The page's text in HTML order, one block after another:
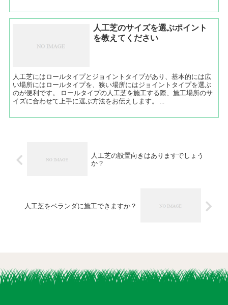
人工芝のサイズを選ぶポイント
を教えてください
人工芝にはロールタイプとジョイントタイプがあり、基本的には広
い場所にはロールタイプを、狭い場所にはジョイントタイプを選ぶ
のが便利です。 ロールタイプの人工芝を施工する際、施工場所のサ
イズに合わせて上手に選ぶ方法をお伝えします。 ...
人工芝の設置向きはありますでしょう
か？
人工芝をベランダに施工できますか？